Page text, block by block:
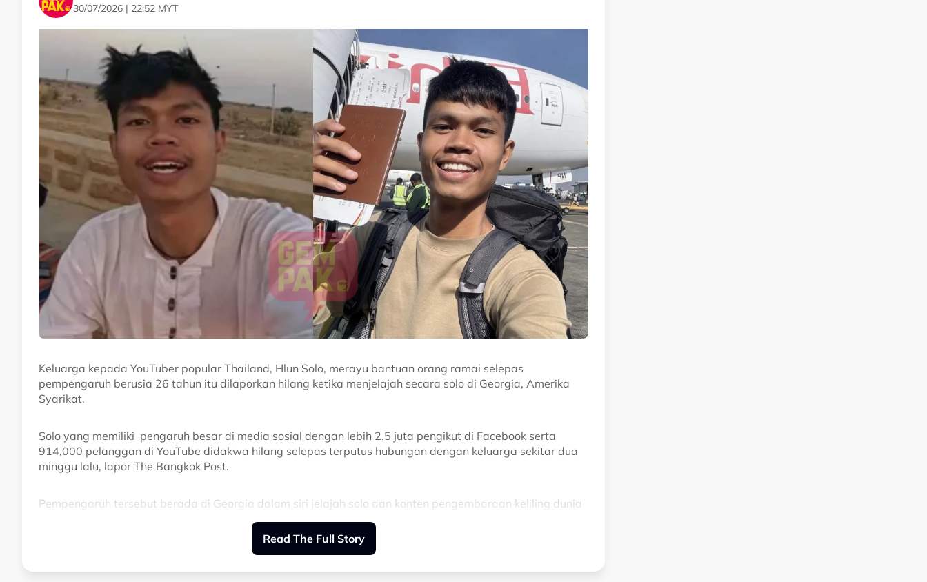
30/07/2026 | 22:52 MYT
Keluarga kepada YouTuber popular Thailand, Hlun Solo, merayu bantuan orang ramai selepas
pempengaruh berusia 26 tahun itu dilaporkan hilang ketika menjelajah secara solo di Georgia, Amerika
Syarikat.
Solo yang memiliki pengaruh besar di media sosial dengan lebih 2.5 juta pengikut di Facebook serta
914,000 pelanggan di YouTube didakwa hilang selepas terputus hubungan dengan keluarga sekitar dua
minggu lalu, lapor The Bangkok Post.
Pempengaruh tersebut berada di Georgia dalam siri jelajah solo dan konten pengembaraan keliling dunia
Kehilangan Solo dikongsikan oleh seorang pengguna Facebook dikenali sebagai Klose Mos, yang
mendakwa merupakan abang kepada Solo.
Read The Full Story